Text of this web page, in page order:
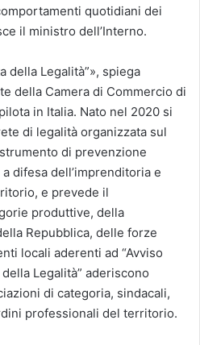
quotidiani dei
il ministro dell’Interno.
della Legalità”», spiega
della Camera di Commercio di
in Italia. Nato nel 2020 si
di legalità organizzata sul
di prevenzione
difesa dell’imprenditoria e
e prevede il
produttive, della
Repubblica, delle forze
locali aderenti ad “Avviso
Legalità” aderiscono
di categoria, sindacali,
professionali del territorio.